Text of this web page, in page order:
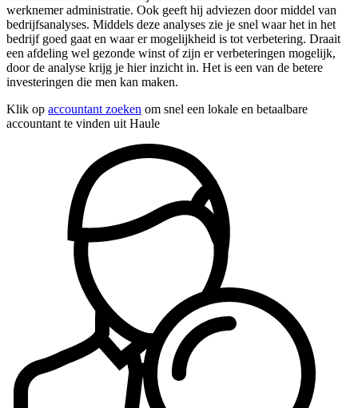
werknemer administratie. Ook geeft hij adviezen door middel van
bedrijfsanalyses. Middels deze analyses zie je snel waar het in het
bedrijf goed gaat en waar er mogelijkheid is tot verbetering. Draait
een afdeling wel gezonde winst of zijn er verbeteringen mogelijk,
door de analyse krijg je hier inzicht in. Het is een van de betere
investeringen die men kan maken.
Klik op accountant zoeken om snel een lokale en betaalbare
accountant te vinden uit Haule